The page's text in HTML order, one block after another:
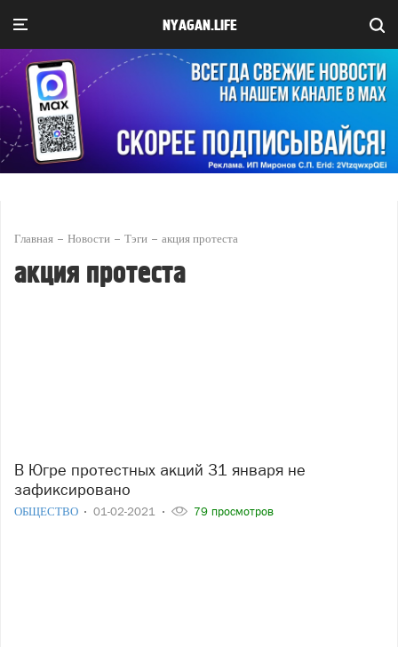
NYAGAN.LIFE
Главная Новости Тэги акция протеста
акция протеста
В Югре протестных акций 31 января не
зафиксировано
ОБЩЕСТВО 01-02-2021 79 просмотров